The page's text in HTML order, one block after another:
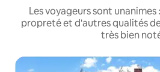
Les voyageurs sont
propreté et d'autres qualités
très bien